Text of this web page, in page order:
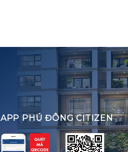
APP PHÚ ĐÔNG CITIZEN